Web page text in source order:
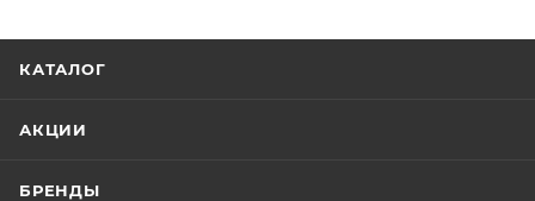
КАТАЛОГ
АКЦИИ
БРЕНДЫ